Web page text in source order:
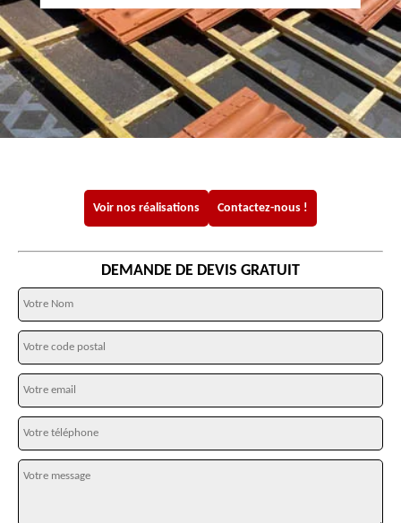
Voir nos réalisations Contactez-nous !
DEMANDE DE DEVIS GRATUIT